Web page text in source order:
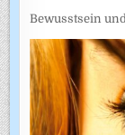
Bewusstsein